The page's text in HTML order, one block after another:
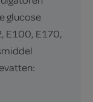
glucose
E100, E170,